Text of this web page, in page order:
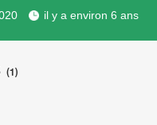
il y a environ 6 ans
(1)